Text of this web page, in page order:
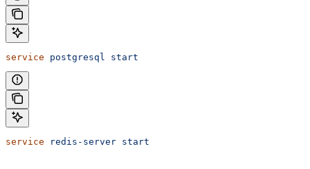
service postgresql start
service redis-server start